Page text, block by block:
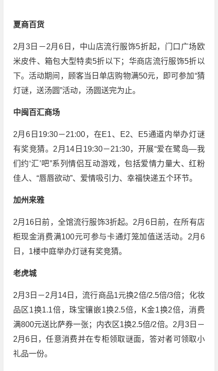
夏商百货
2月3日－2月6日，中山店流行服饰5折起，门口广场欧
米皮件、箱包大型特卖5折以下；华商店流行服饰5折以
下。活动期间，顾客当日单店购物满50元，即可参加“猜
灯谜，送汤圆”活动，汤圆送完为止。
中闽百汇商场
2月6日19:30－21:00，在E1、E2、E5通道内举办灯谜
有奖竞猜。2月14日19:30－21:30，开展“爱在鹭岛—我
们约‘汇’吧”系列情侣互动游戏，包括爱情力量大、红粉
佳人、“唇唇欲动”、爱情吸引力、幸福快递五个环节。
加州来雅
2月16日前，全馆流行服饰3折起。2月6日前，在所有店
柜现金消费满100元可参与卡通灯笼加值送活动。2月6
日，1楼中庭举办灯谜有奖竞猜。
老虎城
2月3日－2月14日，流行商品1元换2倍/2.5倍/3倍；化妆
品区1换1.1倍，珠宝镶嵌1换2.5倍，K金1换2倍，消费
满800元送比萨券一张；内衣区1换2.5倍/2倍。2月3日－
2月6日，任意消费并在专柜领取谜面，答对者可领取小
礼品一份。